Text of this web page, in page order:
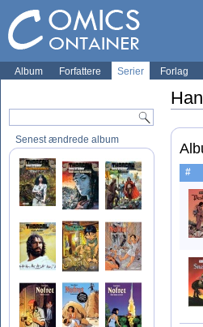
Album Forfattere Serier Forlag
Senest ændrede album
#